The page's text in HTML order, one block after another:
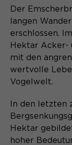
Name
Anbieter
Laufzeit
Zweck
Der
langen
erschlossen.
Hektar Acker-
mit den
wertvolle
Vogelwelt.
In den letzten
Hektar
hoher